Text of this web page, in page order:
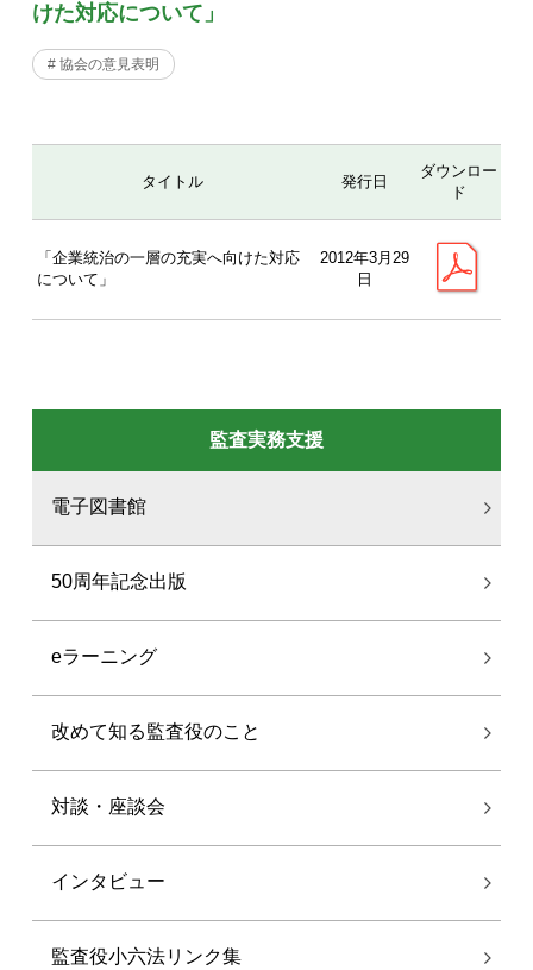
監査実務支援
電子図書館
50周年記念出版
eラーニング
改めて知る監査役のこと
対談・座談会
インタビュー
監査役小六法リンク集
けた対応について」
# 協会の意見表明
タイトル 発行日
ダウンロー
ド
「企業統治の一層の充実へ向けた対応
について」
2012年3月29
日